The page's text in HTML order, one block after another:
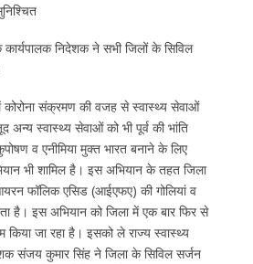
कार्यपालक निदेशक ने सभी जिलों के सिविल
संक्रमण की वजह से स्वास्थ्य सेवाओं
अन्य स्वास्थ्य सेवाओं को भी पूर्व की भांति
व एनीमिया मुक्त भारत बनाने के लिए
भी शामिल है। इस अभियान के तहत जिला
फॉलिक एसिड (आईएफए) की गोलियां व
है। इस अभियान को जिला में एक बार फिर से
जा रहा है। इसको ले राज्य स्वास्थ्य
संजय कुमार सिंह ने जिला के सिविल सर्जन